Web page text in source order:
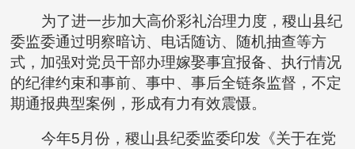
为了进一步加大高价彩礼治理力度，稷山县纪
委监委通过明察暗访、电话随访、随机抽查等方
式，加强对党员干部办理嫁娶事宜报备、执行情况
的纪律约束和事前、事中、事后全链条监督，不定
期通报典型案例，形成有力有效震慑。
今年5月份，稷山县纪委监委印发《关于在党